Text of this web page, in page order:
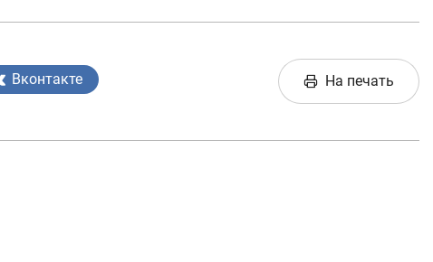
Вконтакте На печать